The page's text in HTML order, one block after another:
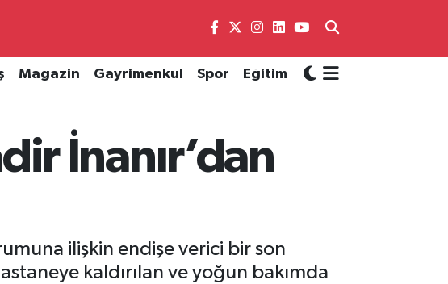
Magazin Gayrimenkul Spor Eğitim
İnanır’dan
ilişkin endişe verici bir son
kaldırılan ve yoğun bakımda